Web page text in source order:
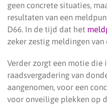
geen concrete situaties,
resultaten van een
D66. In de tijd dat het
zeker zestig meldingen
Verder zorgt een motie die
raadsvergadering van
aangenomen, voor een
voor onveilige plekken op